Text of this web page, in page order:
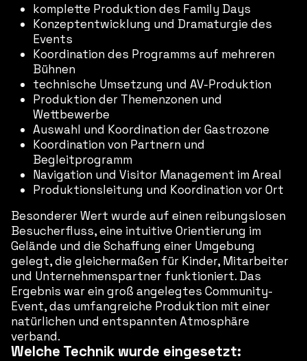
komplette Produktion des Family Days
Konzeptentwicklung und Dramaturgie des
Events
Koordination des Programms auf mehreren
Bühnen
technische Umsetzung und AV-Produktion
Produktion der Themenzonen und
Wettbewerbe
Auswahl und Koordination der Gastrozone
Koordination von Partnern und
Begleitprogramm
Navigation und Visitor Management im Areal
Produktionsleitung und Koordination vor Ort
Besonderer Wert wurde auf einen reibungslosen
Besucherfluss, eine intuitive Orientierung im
Gelände und die Schaffung einer Umgebung
gelegt, die gleichermaßen für Kinder, Mitarbeiter
und Unternehmenspartner funktioniert. Das
Ergebnis war ein groß angelegtes Community-
Event, das umfangreiche Produktion mit einer
natürlichen und entspannten Atmosphäre
verband.
Welche Technik wurde eingesetzt: